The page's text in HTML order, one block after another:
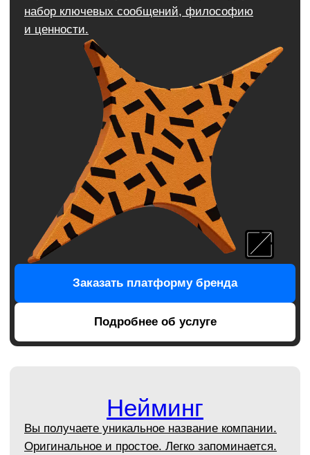
Подробнее об услуге
Брендбук
Документ, в котором собрана вся стратегически
важная информация о компании:
позиционирование, ценности, элементы
фирменного стиля, правила и рекомендации
по использованию.
Дизайн упаковки
Мы проектируем упаковку, которая будет
выгодно выделять ваш продукт на рынке и
привлекать внимание потребителей.